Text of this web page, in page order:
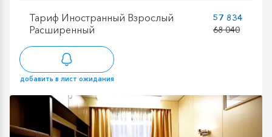
Тариф Иностранный Взрослый
Расширенный
57 834
68 040
добавить в лист ожидания